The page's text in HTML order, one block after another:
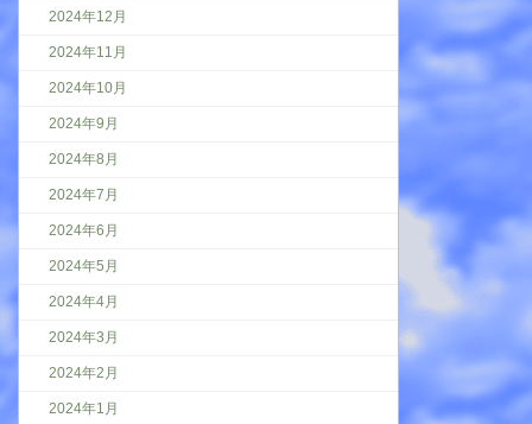
2024年12月
2024年11月
2024年10月
2024年9月
2024年8月
2024年7月
2024年6月
2024年5月
2024年4月
2024年3月
2024年2月
2024年1月